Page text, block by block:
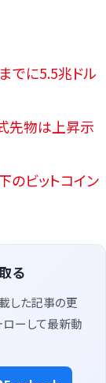
でに5.5兆ドル
先物は上昇示
のビットコイン
る
した記事の更
ローして最新動